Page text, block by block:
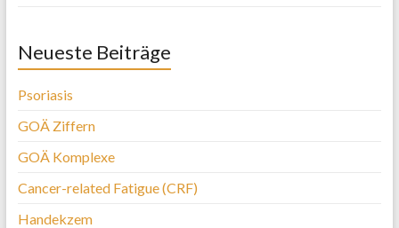
Neueste Beiträge
Psoriasis
GOÄ Ziffern
GOÄ Komplexe
Cancer-related Fatigue (CRF)
Handekzem